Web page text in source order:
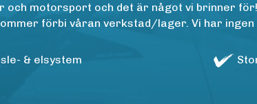
motorsport och det är något vi brinner
förbi våran verkstad/lager. Vi har
& elsystem